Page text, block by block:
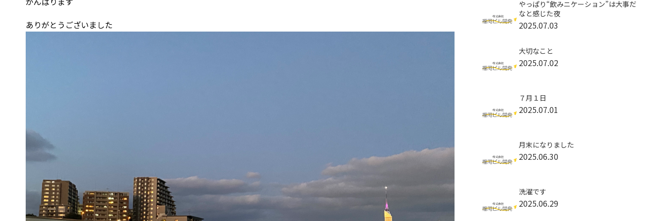
ありがとうございました
やっぱり“飲みニケーション”は大事だ
なと感じた夜
2025.07.03
大切なこと
2025.07.02
７月１日
2025.07.01
月末になりました
2025.06.30
洗濯です
2025.06.29